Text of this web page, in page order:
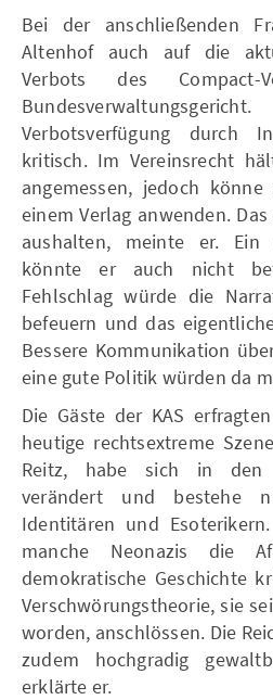
Bei der anschließenden
Altenhof auch auf die
Verbots des
Verbotsverfügung durch
kritisch. Im Vereinsrecht
angemessen, jedoch
einem Verlag anwenden.
aushalten, meinte er. Ein
könnte er auch nicht
Fehlschlag würde die
befeuern und das
Bessere Kommunikation
eine gute Politik würden da
Die Gäste der KAS
heutige rechtsextreme
Reitz, habe sich in den
verändert und bestehe
Identitären und
manche Neonazis die
demokratische Geschichte
Verschwörungstheorie, sie
worden, anschlössen. Die
zudem hochgradig
erklärte er.